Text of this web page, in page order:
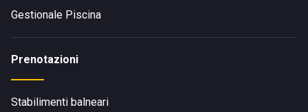
Gestionale Piscina
Prenotazioni
Stabilimenti balneari